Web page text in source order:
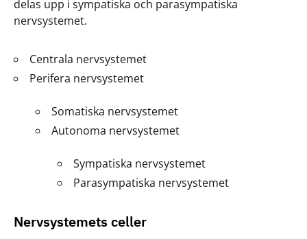
delas upp i sympatiska och parasympatiska
nervsystemet.
Centrala nervsystemet
Perifera nervsystemet
Somatiska nervsystemet
Autonoma nervsystemet
Sympatiska nervsystemet
Parasympatiska nervsystemet
Nervsystemets celler